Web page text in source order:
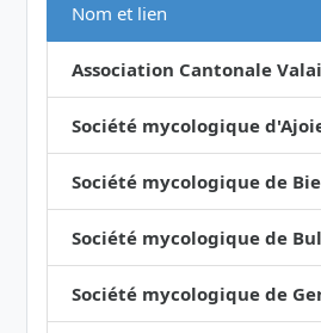
Nom et lien
Association Cantonale
Société mycologique
Société mycologique de
Société mycologique de
Société mycologique de